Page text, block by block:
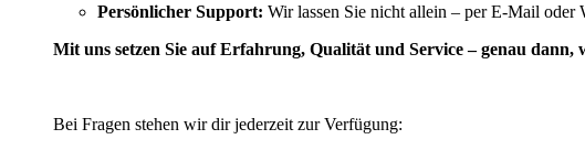
Persönlicher Support: Wir lassen Sie nicht allein – per E-Mail oder
Mit uns setzen Sie auf Erfahrung, Qualität und Service – genau dann,
Bei Fragen stehen wir dir jederzeit zur Verfügung: